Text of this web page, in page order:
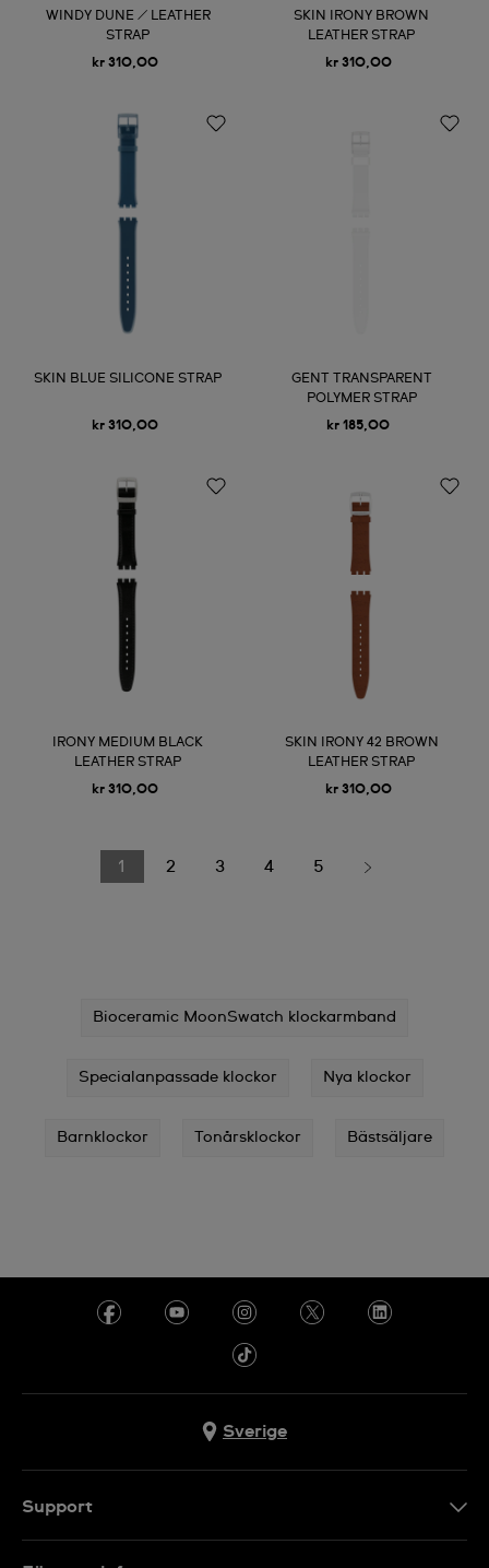
WINDY DUNE / LEATHER
STRAP
kr 310,00
SKIN IRONY BROWN
LEATHER STRAP
kr 310,00
SKIN BLUE SILICONE STRAP
kr 310,00
GENT TRANSPARENT
POLYMER STRAP
kr 185,00
IRONY MEDIUM BLACK
LEATHER STRAP
kr 310,00
SKIN IRONY 42 BROWN
LEATHER STRAP
kr 310,00
1 2 3 4 5
Bioceramic MoonSwatch klockarmband
Specialanpassade klockor Nya klockor
Barnklockor Tonårsklockor Bästsäljare
Sverige
Support